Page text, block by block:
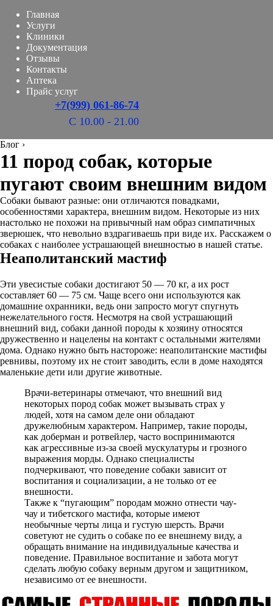
Главная
Услуги
Клиники
Документация
Отзывы
Контакты
Аптека
Прайс услуг
+7(999) 061-86-74
С 10.00 - 21.00
Блог ›
11 пород собак, которые
пугают своим внешним видом
Собаки бывают разные: они отличаются повадками,
особенностями характера, внешним видом. Некоторые из них
настолько не похожи на привычный нам образ симпатичных
зверюшек, что невольно вздрагиваешь при виде их. Расскажем о
собаках с наиболее устрашающей внешностью в нашей статье.
Неаполитанский мастиф
Эти увесистые собаки достигают 50 — 70 кг, а их рост
составляет 60 — 75 см. Чаще всего они используются как
домашние охранники, ведь они запросто могут спугнуть
нежелательного гостя. Несмотря на свой устрашающий
внешний вид, собаки данной породы к хозяину относятся
дружественно и нацелены на контакт с остальными жителями
дома. Однако нужно быть настороже: неаполитанские мастифы
ревнивы, поэтому их не стоит заводить, если в доме находятся
маленькие дети или другие животные.
Врачи-ветеринары отмечают, что внешний вид
некоторых пород собак может вызывать страх у
людей, хотя на самом деле они обладают
дружелюбным характером. Например, такие породы,
как доберман и ротвейлер, часто воспринимаются
как агрессивные из-за своей мускулатуры и грозного
выражения морды. Однако специалисты
подчеркивают, что поведение собаки зависит от
воспитания и социализации, а не только от ее
внешности.
Также к “пугающим” породам можно отнести чау-
чау и тибетского мастифа, которые имеют
необычные черты лица и густую шерсть. Врачи
советуют не судить о собаке по ее внешнему виду, а
обращать внимание на индивидуальные качества и
поведение. Правильное воспитание и забота могут
сделать любую собаку верным другом и защитником,
независимо от ее внешности.